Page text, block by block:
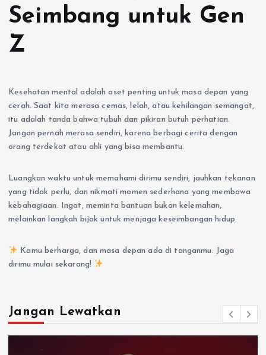
Seimbang untuk Gen
Z
Kesehatan mental adalah aset penting untuk masa depan yang
cerah. Saat kita merasa cemas, lelah, atau kehilangan semangat,
itu adalah tanda bahwa tubuh dan pikiran butuh perhatian.
Jangan pernah merasa sendiri, karena berbagi cerita dengan
orang terdekat atau ahli yang bisa membantu.
Luangkan waktu untuk memahami dirimu sendiri, jauhkan tekanan
yang tidak perlu, dan nikmati momen sederhana yang membawa
kebahagiaan. Ingat, meminta bantuan bukan kelemahan,
melainkan langkah bijak untuk menjaga keseimbangan hidup.
Kamu berharga, dan masa depan ada di tanganmu. Jaga
dirimu mulai sekarang!
Jangan Lewatkan